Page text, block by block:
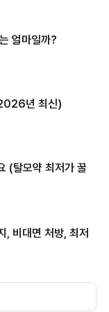
얼마일까?
년 최신)
(탈모약 최저가 꿀
, 비대면 처방, 최저